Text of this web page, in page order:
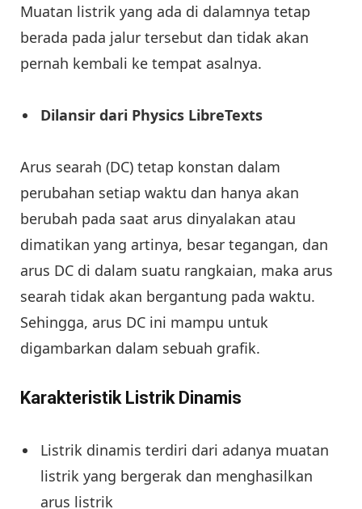
Muatan listrik yang ada di dalamnya tetap
berada pada jalur tersebut dan tidak akan
pernah kembali ke tempat asalnya.
Dilansir dari Physics LibreTexts
Arus searah (DC) tetap konstan dalam
perubahan setiap waktu dan hanya akan
berubah pada saat arus dinyalakan atau
dimatikan yang artinya, besar tegangan, dan
arus DC di dalam suatu rangkaian, maka arus
searah tidak akan bergantung pada waktu.
Sehingga, arus DC ini mampu untuk
digambarkan dalam sebuah grafik.
Karakteristik Listrik Dinamis
Listrik dinamis terdiri dari adanya muatan
listrik yang bergerak dan menghasilkan
arus listrik